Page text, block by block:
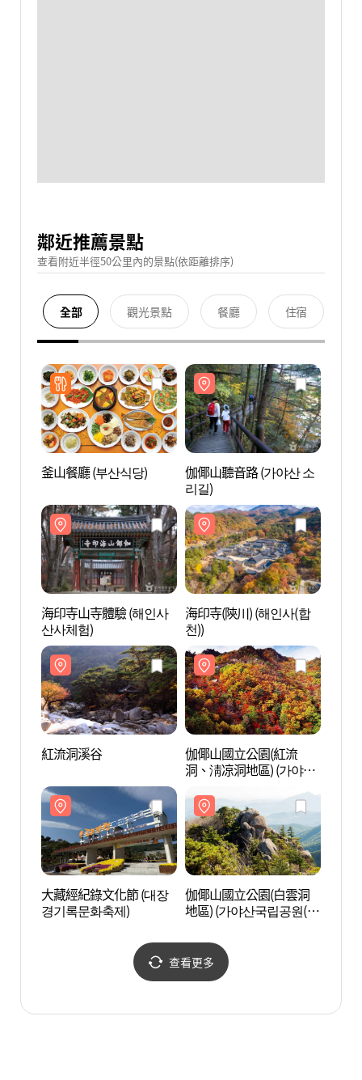
鄰近推薦景點
查看附近半徑50公里內的景點(依距離排序)
全部 觀光景點 餐廳 住宿
釜山餐廳 (부산식당)
伽倻山聽音路 (가야산 소
리길)
海印寺山寺體驗 (해인사
산사체험)
海印寺(陝川) (해인사(합
천))
紅流洞溪谷
伽倻山國立公園(紅流
洞、淸凉洞地區) (가야산
지구))
大藏經紀錄文化節 (대장
경기록문화축제)
伽倻山國立公園(白雲洞
地區) (가야산국립공원(백
查看更多